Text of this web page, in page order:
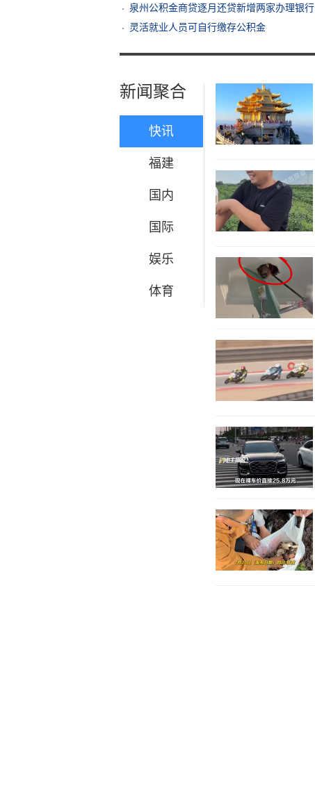
泉州公积金商贷逐月还贷新增两家办理银行
灵活就业人员可自行缴存公积金
新闻聚合
快讯
福建
国内
国际
娱乐
体育